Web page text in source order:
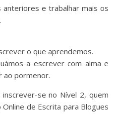
e trabalhar mais os
o que aprendemos.
a escrever com alma e
ao pormenor.
se no Nível 2, quem
de Escrita para Blogues